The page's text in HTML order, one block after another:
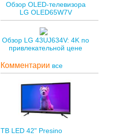
Обзор OLED-телевизора
LG OLED65W7V
Обзор LG 43UJ634V: 4K по
привлекательной цене
Комментарии все
ТВ LED 42" Presino